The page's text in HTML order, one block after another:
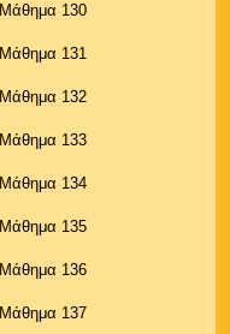
Μάθημα 130
Μάθημα 131
Μάθημα 132
Μάθημα 133
Μάθημα 134
Μάθημα 135
Μάθημα 136
Μάθημα 137